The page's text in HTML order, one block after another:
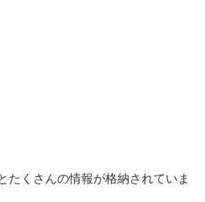
たくさんの情報が格納されていま